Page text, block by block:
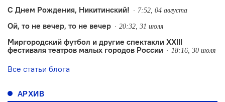
С Днем Рождения, Никитинский! 7:52, 04 августа
Ой, то не вечер, то не вечер 20:32, 31 июля
Миргородский футбол и другие спектакли XXIII
фестиваля театров малых городов России
18:16, 30 июля
Все статьи блога
АРХИВ